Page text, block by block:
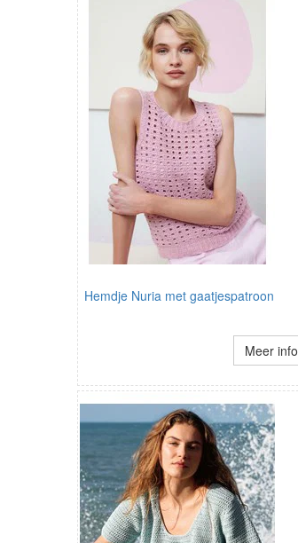
Hemdje Nuria met gaatjespatroon
Meer info